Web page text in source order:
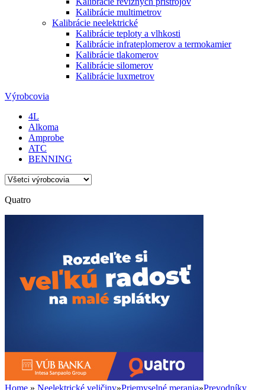
Kalibrácie multimetrov
Kalibrácie neelektrické
Kalibrácie teploty a vlhkosti
Kalibrácie infrateplomerov a termokamier
Kalibrácie tlakomerov
Kalibrácie silomerov
Kalibrácie luxmetrov
Výrobcovia
4L
Alkoma
Amprobe
ATC
BENNING
Quatro
Home » Neelektrické veličiny»Priemyselné merania»Prevodníky